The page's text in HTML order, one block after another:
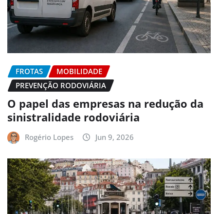
FROTAS
MOBILIDADE
PREVENÇÃO RODOVIÁRIA
O papel das empresas na redução da
sinistralidade rodoviária
Rogério Lopes Jun 9, 2026